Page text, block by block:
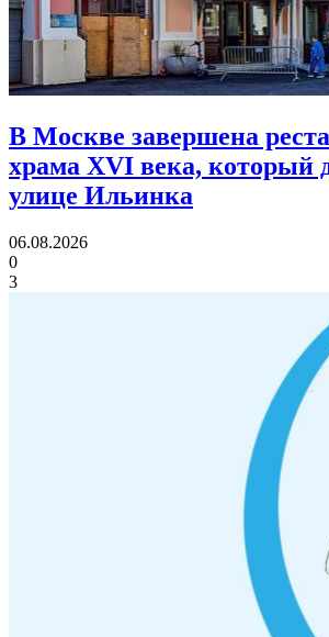
В Москве завершена
храма XVI века, который
улице Ильинка
06.08.2026
0
3